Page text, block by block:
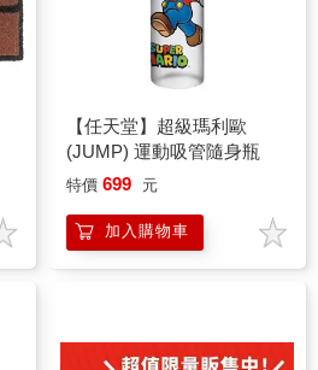
【任天堂】超級瑪利歐
(JUMP) 運動吸管隨身瓶
特價 699 元
加入購物車